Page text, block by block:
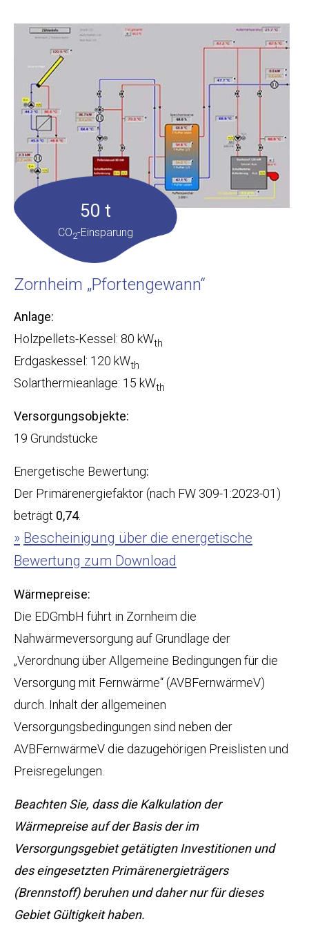
50 t
CO2-Einsparung
Zornheim „Pfortengewann“
Anlage:
Holzpellets-Kessel: 80 kWth
Erdgaskessel: 120 kWth
Solarthermieanlage: 15 kWth
Versorgungsobjekte:
19 Grundstücke
Energetische Bewertung:
Der Primärenergiefaktor (nach FW 309-1:2023-01)
beträgt 0,74.
Bescheinigung über die energetische
Bewertung zum Download
Wärmepreise:
Die EDGmbH führt in Zornheim die
Nahwärmeversorgung auf Grundlage der
„Verordnung über Allgemeine Bedingungen für die
Versorgung mit Fernwärme“ (AVBFernwärmeV)
durch. Inhalt der allgemeinen
Versorgungsbedingungen sind neben der
AVBFernwärmeV die dazugehörigen Preislisten und
Preisregelungen.
Beachten Sie, dass die Kalkulation der
Wärmepreise auf der Basis der im
Versorgungsgebiet getätigten Investitionen und
des eingesetzten Primärenergieträgers
(Brennstoff) beruhen und daher nur für dieses
Gebiet Gültigkeit haben.